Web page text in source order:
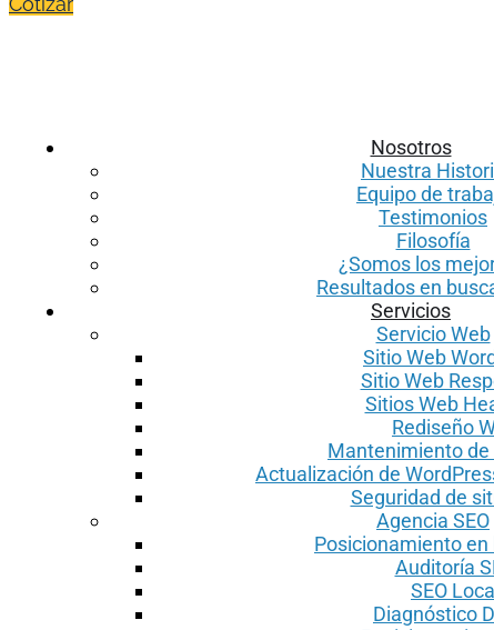
Nosotros
Nuestra
Equipo de
Testimonios
Filosofía
¿Somos los
Resultados en
Servicios
Servicio Web
Sitio Web
Sitio Web
Sitios Web
Rediseño
Mantenimiento
Actualización de
Seguridad de
Agencia SEO
Posicionamiento
Auditoría
SEO Local
Diagnóstico